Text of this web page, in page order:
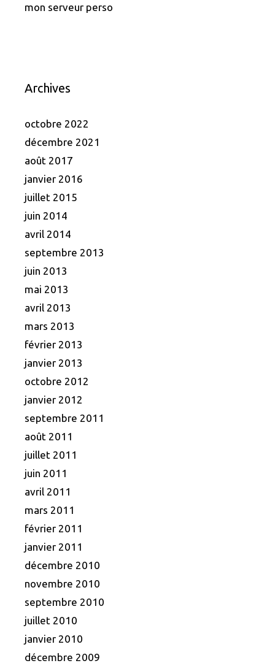
mon serveur perso
Archives
octobre 2022
décembre 2021
août 2017
janvier 2016
juillet 2015
juin 2014
avril 2014
septembre 2013
juin 2013
mai 2013
avril 2013
mars 2013
février 2013
janvier 2013
octobre 2012
janvier 2012
septembre 2011
août 2011
juillet 2011
juin 2011
avril 2011
mars 2011
février 2011
janvier 2011
décembre 2010
novembre 2010
septembre 2010
juillet 2010
janvier 2010
décembre 2009